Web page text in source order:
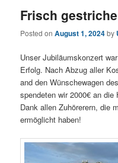
Frisch
Posted onAugust 1, 2024by
Unser Jubiläumskonzert
Erfolg. Nach Abzug aller
and den Wünschewagen
spendeten wir 2000€ an
Dank allen Zuhörerern, die
ermöglicht haben!